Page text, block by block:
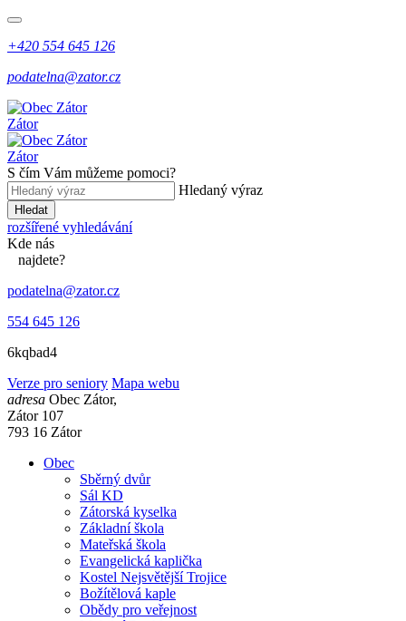
+420 554 645 126
podatelna@zator.cz
Zátor
Zátor
S čím Vám můžeme pomoci?
Hledaný výraz
Hledat
rozšířené vyhledávání
Kde nás
najdete?
podatelna@zator.cz
554 645 126
6kqbad4
Verze pro seniory Mapa webu
adresa Obec Zátor,
Zátor 107
793 16 Zátor
Obec
Sběrný dvůr
Sál KD
Zátorská kyselka
Základní škola
Mateřská škola
Evangelická kaplička
Kostel Nejsvětější Trojice
Božítělová kaple
Obědy pro veřejnost